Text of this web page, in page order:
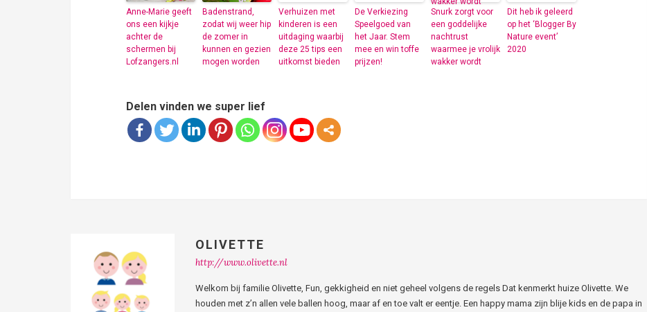
Anne-Marie geeft
ons een kijkje
achter de
schermen bij
Lofzangers.nl
Badenstrand,
zodat wij weer hip
de zomer in
kunnen en gezien
mogen worden
Verhuizen met
kinderen is een
uitdaging waarbij
deze 25 tips een
uitkomst bieden
De Verkiezing
Speelgoed van
het Jaar. Stem
mee en win toffe
prijzen!
Snurk zorgt voor
een goddelijke
nachtrust
waarmee je vrolijk
wakker wordt
Dit heb ik geleerd
op het ‘Blogger By
Nature event’
2020
Delen vinden we super lief
OLIVETTE
http://www.olivette.nl
Welkom bij familie Olivette, Fun, gekkigheid en niet geheel volgens de regels Dat kenmerkt huize Olivette. We
houden met z’n allen vele ballen hoog, maar af en toe valt er eentje. Een happy mama zijn blije kids en de papa in